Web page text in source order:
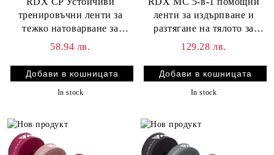
тренировъчни ленти за
тежко натоварване за
фитнес
58.94 лв.
In stock
ленти за издърпване и
разтягане на тялото за
тренировка със съпротива
129.28 лв.
In stock